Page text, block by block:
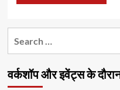
वर्कशॉप और इवेंट्स के